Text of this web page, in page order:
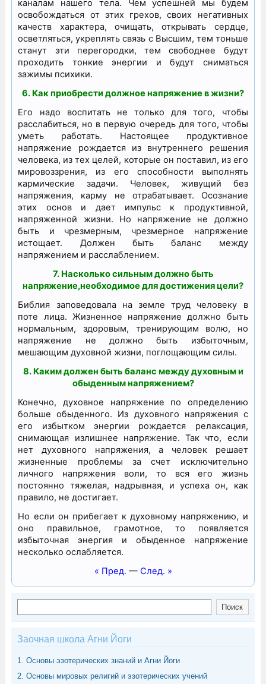
каналам нашего тела. Чем успешней мы будем
освобождаться от этих грехов, своих негативных
качеств характера, очищать, открывать сердце,
осветляться, укреплять связь с Высшим, тем тоньше
станут эти перегородки, тем свободнее будут
проходить тонкие энергии и будут сниматься
зажимы психики.
6. Как приобрести должное напряжение в жизни?
Его надо воспитать не только для того, чтобы
расслабиться, но в первую очередь для того, чтобы
уметь работать. Настоящее продуктивное
напряжение рождается из внутреннего решения
человека, из тех целей, которые он поставил, из его
мировоззрения, из его способности выполнять
кармические задачи. Человек, живущий без
напряжения, карму не отрабатывает. Осознание
этих основ и дает импульс к продуктивной,
напряженной жизни. Но напряжение не должно
быть и чрезмерным, чрезмерное напряжение
истощает. Должен быть баланс между
напряжением и расслаблением.
7. Насколько сильным должно быть
напряжение,необходимое для достижения цели?
Библия заповедовала на земле труд человеку в
поте лица. Жизненное напряжение должно быть
нормальным, здоровым, тренирующим волю, но
напряжение не должно быть избыточным,
мешающим духовной жизни, поглощающим силы.
8. Каким должен быть баланс между духовным и
обыденным напряжением?
Конечно, духовное напряжение по определению
больше обыденного. Из духовного напряжения с
его избытком энергии рождается релаксация,
снимающая излишнее напряжение. Так что, если
нет духовного напряжения, а человек решает
жизненные проблемы за счет исключительно
личного напряжения воли, то вся его жизнь
постоянно тяжелая, надрывная, и успеха он, как
правило, не достигает.
Но если он прибегает к духовному напряжению, и
оно правильное, грамотное, то появляется
избыточная энергия и обыденное напряжение
несколько ослабляется.
« Пред. — След. »
Поиск
Заочная школа Агни Йоги
1. Основы эзотерических знаний и Агни Йоги
2. Основы мировых религий и эзотерических учений